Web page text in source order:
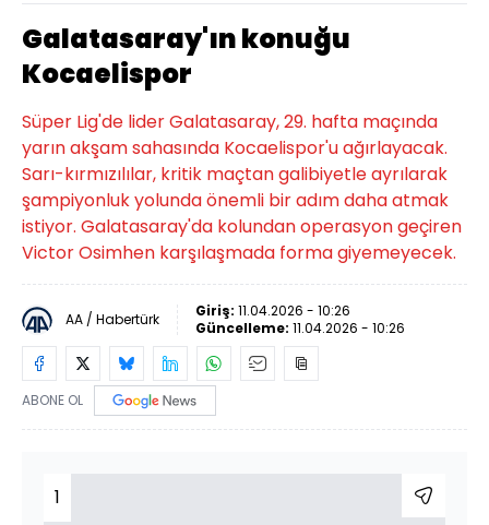
Galatasaray'ın konuğu
Kocaelispor
Süper Lig'de lider Galatasaray, 29. hafta maçında
yarın akşam sahasında Kocaelispor'u ağırlayacak.
Sarı-kırmızılılar, kritik maçtan galibiyetle ayrılarak
şampiyonluk yolunda önemli bir adım daha atmak
istiyor. Galatasaray'da kolundan operasyon geçiren
Victor Osimhen karşılaşmada forma giyemeyecek.
AA / Habertürk Giriş: 11.04.2026 - 10:26
Güncelleme: 11.04.2026 - 10:26
ABONE OL
1